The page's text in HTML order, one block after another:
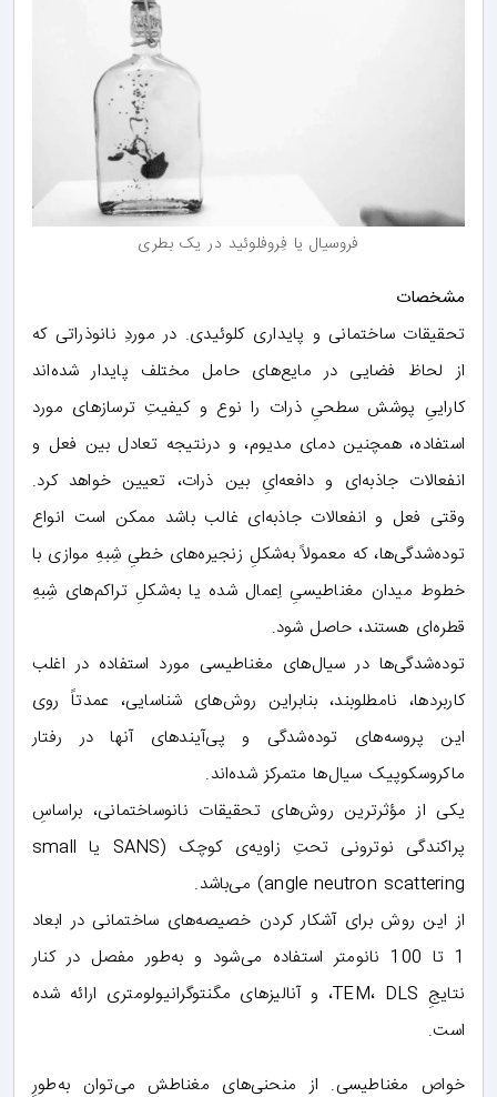
فروسیال یا فِروفلوئید در یک بطری
مشخصات
تحقیقات ساختمانی و پایداری کلوئیدی. در موردِ نانوذراتی که
از لحاظ فضایی در مایع‌های حامل مختلف پایدار شده‌اند
کاراییِ پوشش سطحیِ ذرات را نوع و کیفیتِ ترسازهای مورد
استفاده، همچنین دمای مدیوم، و درنتیجه تعادل بین فعل و
انفعالات جاذبه‌ای و دافعه‌ایِ بین ذرات، تعیین خواهد کرد.
وقتی فعل و انفعالات جاذبه‌ای غالب باشد ممکن است انواع
توده‌شدگی‌ها، که معمولاً به‌شکلِ زنجیره‌های خطیِ شِبهِ موازی با
خطوط میدان مغناطیسیِ اِعمال شده یا به‌شکلِ تراکم‌های شِبهِ
قطره‌ای هستند، حاصل شود.
توده‌شدگی‌ها در سیال‌های مغناطیسی مورد استفاده در اغلب
کاربردها، نامطلوبند، بنابراین روش‌های شناسایی، عمدتاً روی
این پروسه‌های توده‌شدگی و پی‌آیندهای آنها در رفتار
ماکروسکوپیک سیال‌ها متمرکز شده‌اند.
یکی از مؤثرترین روش‌های تحقیقات نانوساختمانی، براساسِ
پراکندگی نوترونی تحتِ زاویه‌ی کوچک (SANS یا small
angle neutron scattering) می‌باشد.
از این روش برای آشکار کردن خصیصه‌های ساختمانی در ابعاد
1 تا 100 نانومتر استفاده می‌شود و به‌طور مفصل در کنار
نتایجِ TEM، DLS، و آنالیزهای مگنتوگرانیولومتری ارائه شده
است.
خواص مغناطیسی. از منحنی‌های مغناطش می‌توان به‌طورِ